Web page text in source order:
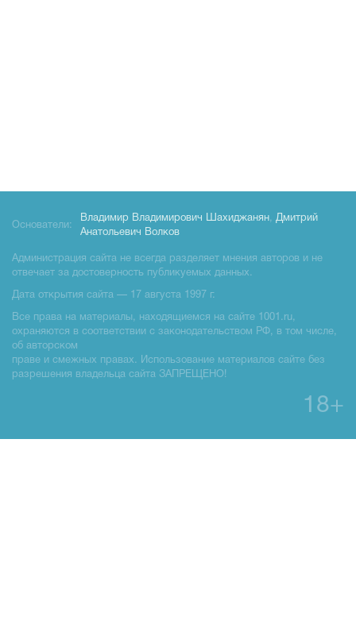
Основатели:
Владимир Владимирович Шахиджанян, Дмитрий
Анатольевич Волков
Администрация сайта не всегда разделяет мнения авторов и не
отвечает за достоверность публикуемых данных.
Дата открытия сайта — 17 августа 1997 г.
Все права на материалы, находящиемся на сайте 1001.ru,
охраняются в соответствии с законодательством РФ, в том числе,
об авторском
праве и смежных правах. Использование материалов сайте без
разрешения владельца сайта ЗАПРЕЩЕНО!
18+